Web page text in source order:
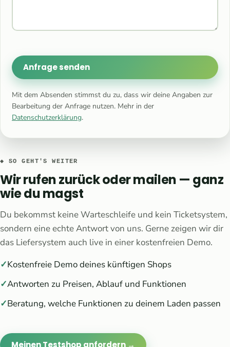
Anfrage senden
Mit dem Absenden stimmst du zu, dass wir deine Angaben zur
Bearbeitung der Anfrage nutzen. Mehr in der
Datenschutzerklärung.
◆ SO GEHT'S WEITER
Wir rufen zurück oder mailen — ganz
wie du magst
Du bekommst keine Warteschleife und kein Ticketsystem,
sondern eine echte Antwort von uns. Gerne zeigen wir dir
das Liefersystem auch live in einer kostenfreien Demo.
Kostenfreie Demo deines künftigen Shops
Antworten zu Preisen, Ablauf und Funktionen
Beratung, welche Funktionen zu deinem Laden passen
Meinen Testshop anfordern →